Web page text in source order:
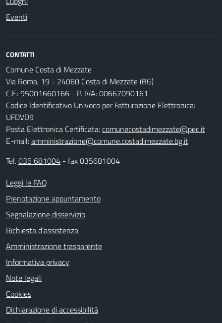
Eventi
CONTATTI
Comune Costa di Mezzate
Via Roma, 19 - 24060 Costa di Mezzate (BG)
C.F.: 95001660166 - P. IVA: 00667090161
Codice Identificativo Univoco per Fatturazione Elettronica:
UFDVD9
Posta Elettronica Certificata:comunecostadimezzate@pec.it
E-mail:amministrazione@comune.costadimezzate.bg.it
Tel.035 681004 - fax 035681004
Leggi le FAQ
Prenotazione appuntamento
Segnalazione disservizio
Richiesta d'assistenza
Amministrazione trasparente
Informativa privacy
Note legali
Cookies
Dichiarazione di accessibilità